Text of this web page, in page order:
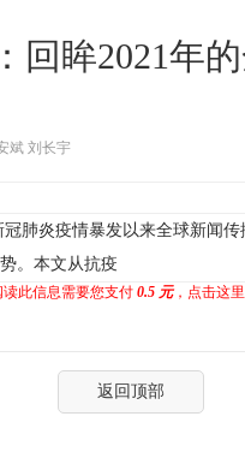
回眸2021年
斌 刘长宇
炎疫情暴发以来全球新闻传
。本文从抗疫
读此信息需要您支付 0.5 元，点击这
返回顶部